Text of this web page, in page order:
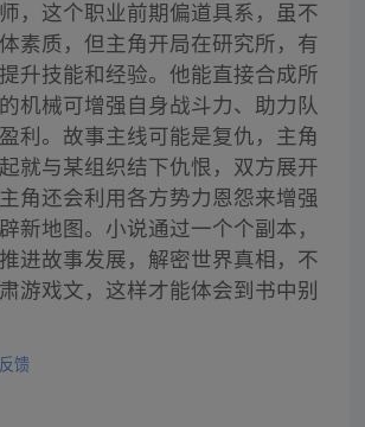
，这个职业前期偏道具系，虽不
素质，但主角开局在研究所，有
升技能和经验。他能直接合成所
机械可增强自身战斗力、助力队
利。故事主线可能是复仇，主角
就与某组织结下仇恨，双方展开
角还会利用各方势力恩怨来增强
新地图。小说通过一个个副本，
进故事发展，解密世界真相，不
游戏文，这样才能体会到书中别
馈